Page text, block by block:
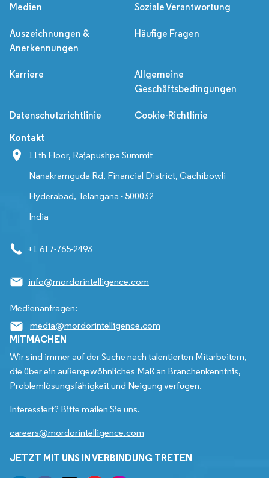
Medien Soziale Verantwortung
Auszeichnungen &
Anerkennungen
Häufige Fragen
Karriere
Allgemeine
Geschäftsbedingungen
Datenschutzrichtlinie Cookie-Richtlinie
Kontakt
11th Floor, Rajapushpa Summit
Nanakramguda Rd, Financial District, Gachibowli
Hyderabad, Telangana - 500032
India
+1 617-765-2493
info@mordorintelligence.com
Medienanfragen:
media@mordorintelligence.com
MITMACHEN
Wir sind immer auf der Suche nach talentierten Mitarbeitern,
die über ein außergewöhnliches Maß an Branchenkenntnis,
Problemlösungsfähigkeit und Neigung verfügen.
Interessiert? Bitte mailen Sie uns.
careers@mordorintelligence.com
JETZT MIT UNS IN VERBINDUNG TRETEN